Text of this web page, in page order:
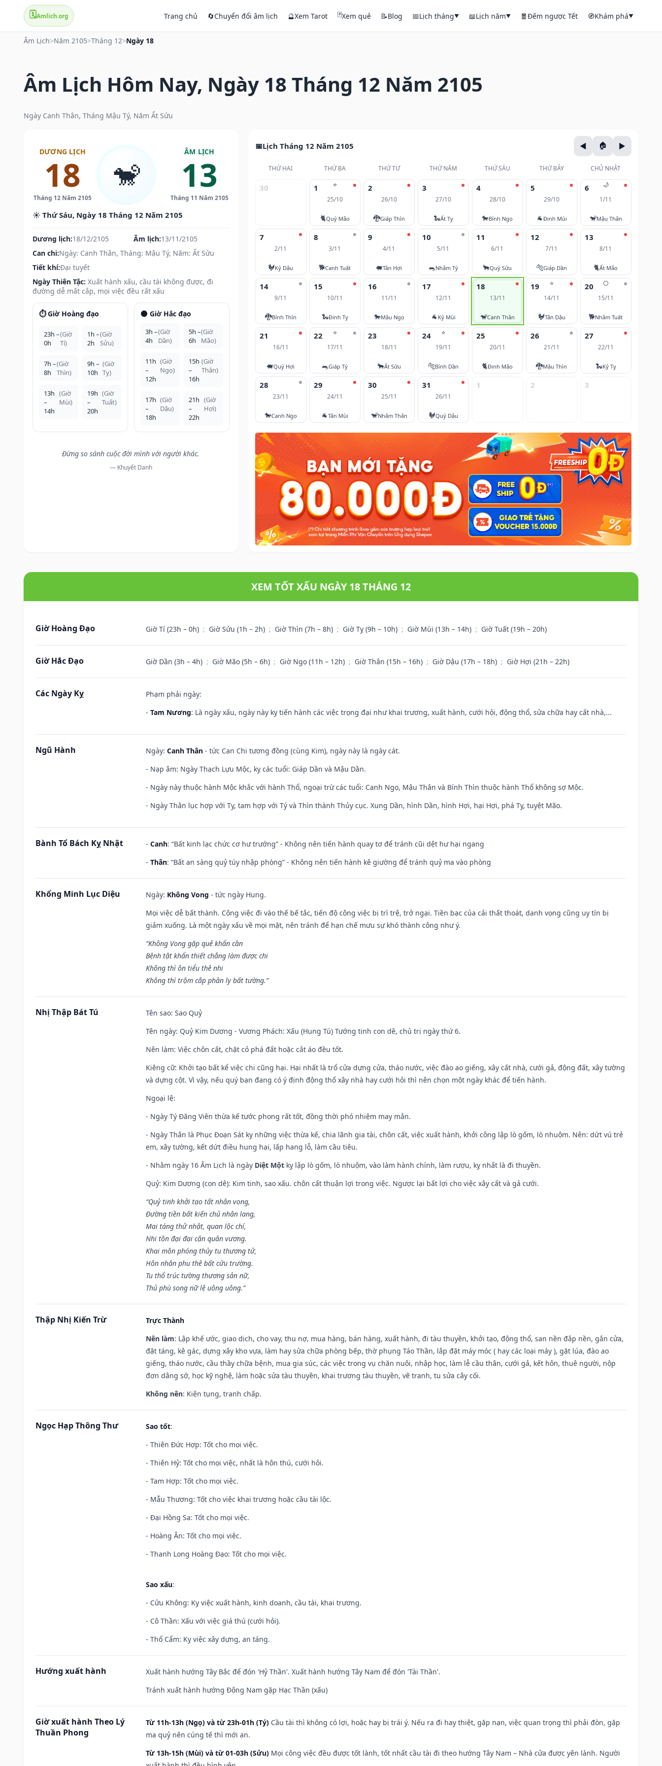
🗓️Amlich.org Trang chủ 🔄Chuyển đổi âm lịch 🔮Xem Tarot 🃏Xem quẻ 📝Blog 📅Lịch tháng▼ 📖Lịch năm▼ 🧧Đếm ngược Tết 🧭Khám phá▼
Âm Lịch>Năm 2105>Tháng 12>Ngày 18
Âm Lịch Hôm Nay, Ngày 18 Tháng 12 Năm 2105
Ngày Canh Thân, Tháng Mậu Tý, Năm Ất Sửu
DƯƠNG LỊCH
18
Tháng 12 Năm 2105
🐒
ÂM LỊCH
13
Tháng 11 Năm 2105
☀️ Thứ Sáu, Ngày 18 Tháng 12 Năm 2105
Dương lịch:18/12/2105 Âm lịch:13/11/2105
Can chi:Ngày: Canh Thân, Tháng: Mậu Tý, Năm: Ất Sửu
Tiết khí:Đại tuyết
Ngày Thiên Tặc: Xuất hành xấu, cầu tài không được, đi
đường dễ mất cắp, mọi việc đều rất xấu
⏱️ Giờ Hoàng đạo
23h –
0h
(Giờ
Tí)
1h –
2h
(Giờ
Sửu)
7h –
8h
(Giờ
Thìn)
9h –
10h
(Giờ
Tỵ)
13h
–
14h
(Giờ
Mùi)
19h
–
20h
(Giờ
Tuất)
🌑 Giờ Hắc đạo
3h –
4h
(Giờ
Dần)
5h –
6h
(Giờ
Mão)
11h
–
12h
(Giờ
Ngọ)
15h
–
16h
(Giờ
Thân)
17h
–
18h
(Giờ
Dậu)
21h
–
22h
(Giờ
Hợi)
Đừng so sánh cuộc đời mình với người khác.
— Khuyết Danh
Lịch Tháng 12 Năm 2105
THỨ HAI THỨ BA THỨ TƯ THỨ NĂM THỨ SÁU THỨ BẢY CHỦ NHẬT
30 ⭐
1
25/10
🐈Quý Mão
2
26/10
🐉Giáp Thìn
3
27/10
🐍Ất Tỵ
4
28/10
🐎Bính Ngọ
5
29/10
🐐Đinh Mùi
🌙
6
1/11
🐒Mậu Thân
7
2/11
🐓Kỷ Dậu
8
3/11
🐕Canh Tuất
9
4/11
🐖Tân Hợi
10
5/11
🐀Nhâm Tý
11
6/11
🐂Quý Sửu
12
7/11
🐅Giáp Dần
13
8/11
🐈Ất Mão
14
9/11
🐉Bính Thìn
15
10/11
🐍Đinh Tỵ
16
11/11
🐎Mậu Ngọ
17
12/11
🐐 Kỷ Mùi
18
13/11
🐒Canh Thân
⭐
19
14/11
🐓Tân Dậu
🌕
20
15/11
🐕Nhâm Tuất
21
16/11
🐖Quý Hợi
⭐
22
17/11
🐀Giáp Tý
23
18/11
🐂Ất Sửu
⭐
24
19/11
🐅Bính Dần
25
20/11
🐈Đinh Mão
26
21/11
🐉Mậu Thìn
27
22/11
🐍Kỷ Tỵ
28
23/11
🐎Canh Ngọ
29
24/11
🐐Tân Mùi
30
25/11
🐒Nhâm Thân
31
26/11
🐓Quý Dậu
1 2 3
XEM TỐT XẤU NGÀY 18 THÁNG 12
Giờ Hoàng Đạo Giờ Tí (23h – 0h) ; Giờ Sửu (1h – 2h) ; Giờ Thìn (7h – 8h) ; Giờ Tỵ (9h – 10h) ; Giờ Mùi (13h – 14h) ; Giờ Tuất (19h – 20h)
Giờ Hắc Đạo Giờ Dần (3h – 4h) ; Giờ Mão (5h – 6h) ; Giờ Ngọ (11h – 12h) ; Giờ Thân (15h – 16h) ; Giờ Dậu (17h – 18h) ; Giờ Hợi (21h – 22h)
Các Ngày Kỵ
Phạm phải ngày:
- Tam Nương: Là ngày xấu, ngày này kỵ tiến hành các việc trọng đại như khai trương, xuất hành, cưới hỏi, động thổ, sửa chữa hay cất nhà,...
Ngũ Hành Ngày: Canh Thân - tức Can Chi tương đồng (cùng Kim), ngày này là ngày cát.
- Nạp âm: Ngày Thạch Lựu Mộc, kỵ các tuổi: Giáp Dần và Mậu Dần.
- Ngày này thuộc hành Mộc khắc với hành Thổ, ngoại trừ các tuổi: Canh Ngọ, Mậu Thân và Bính Thìn thuộc hành Thổ không sợ Mộc.
- Ngày Thân lục hợp với Tỵ, tam hợp với Tý và Thìn thành Thủy cục. Xung Dần, hình Dần, hình Hợi, hại Hợi, phá Tỵ, tuyệt Mão.
Bành Tổ Bách Kỵ Nhật - Canh: “Bất kinh lạc chức cơ hư trướng” - Không nên tiến hành quay tơ để tránh cũi dệt hư hại ngang
- Thân: “Bất an sàng quỷ túy nhập phòng” - Không nên tiến hành kê giường để tránh quỷ ma vào phòng
Khổng Minh Lục Diệu Ngày: Không Vong - tức ngày Hung.
Mọi việc dễ bất thành. Công việc đi vào thế bế tắc, tiến độ công việc bị trì trệ, trở ngại. Tiền bạc của cải thất thoát, danh vọng cũng uy tín bị
giảm xuống. Là một ngày xấu về mọi mặt, nên tránh để hạn chế mưu sự khó thành công như ý.
“Không Vong gặp quẻ khẩn cần
Bệnh tật khẩn thiết chẳng làm được chi
Không thì ôn tiểu thê nhi
Không thì trộm cắp phân ly bất tường.”
Nhị Thập Bát Tú Tên sao: Sao Quỷ
Tên ngày: Quỷ Kim Dương - Vương Phách: Xấu (Hung Tú) Tướng tinh con dê, chủ trị ngày thứ 6.
Nên làm: Việc chôn cất, chặt cỏ phá đất hoặc cắt áo đều tốt.
Kiêng cữ: Khởi tạo bất kể việc chi cũng hại. Hại nhất là trổ cửa dựng cửa, tháo nước, việc đào ao giếng, xây cất nhà, cưới gả, động đất, xây tường
và dựng cột. Vì vậy, nếu quý bạn đang có ý định động thổ xây nhà hay cưới hỏi thì nên chọn một ngày khác để tiến hành.
Ngoại lệ:
- Ngày Tý Đăng Viên thừa kế tước phong rất tốt, đồng thời phó nhiệm may mắn.
- Ngày Thân là Phục Đoạn Sát kỵ những việc thừa kế, chia lãnh gia tài, chôn cất, việc xuất hành, khởi công lập lò gốm, lò nhuộm. Nên: dứt vú trẻ
em, xây tường, kết dứt điều hung hại, lấp hang lỗ, làm cầu tiêu.
- Nhằm ngày 16 Âm Lịch là ngày Diệt Một kỵ lập lò gốm, lò nhuộm, vào làm hành chính, làm rượu, kỵ nhất là đi thuyền.
Quỷ: Kim Dương (con dê): Kim tinh, sao xấu. chôn cất thuận lợi trong việc. Ngược lại bất lợi cho việc xây cất và gả cưới.
“Quỷ tinh khởi tạo tất nhân vong,
Đường tiền bất kiến chủ nhân lang,
Mai táng thử nhật, quan lộc chí,
Nhi tôn đại đại cận quân vương.
Khai môn phóng thủy tu thương tử,
Hôn nhân phu thê bất cửu trường.
Tu thổ trúc tường thương sản nữ,
Thủ phù song nữ lệ uông uông.”
Thập Nhị Kiến Trừ
Trực Thành
Nên làm: Lập khế ước, giao dịch, cho vay, thu nợ, mua hàng, bán hàng, xuất hành, đi tàu thuyền, khởi tạo, động thổ, san nền đắp nền, gắn cửa,
đặt táng, kê gác, dựng xây kho vựa, làm hay sửa chữa phòng bếp, thờ phụng Táo Thần, lắp đặt máy móc ( hay các loại máy ), gặt lúa, đào ao
giếng, tháo nước, cầu thầy chữa bệnh, mua gia súc, các việc trong vụ chăn nuôi, nhập học, làm lễ cầu thân, cưới gả, kết hôn, thuê người, nộp
đơn dâng sớ, học kỹ nghệ, làm hoặc sửa tàu thuyền, khai trương tàu thuyền, vẽ tranh, tu sửa cây cối.
Không nên: Kiện tụng, tranh chấp.
Ngọc Hạp Thông Thư Sao tốt:
- Thiên Đức Hợp: Tốt cho mọi việc.
- Thiên Hỷ: Tốt cho mọi việc, nhất là hôn thú, cưới hỏi.
- Tam Hợp: Tốt cho mọi việc.
- Mẫu Thương: Tốt cho việc khai trương hoặc cầu tài lộc.
- Đại Hồng Sa: Tốt cho mọi việc.
- Hoàng Ân: Tốt cho mọi việc.
- Thanh Long Hoàng Đạo: Tốt cho mọi việc.
Sao xấu:
- Cửu Không: Kỵ việc xuất hành, kinh doanh, cầu tài, khai trương.
- Cô Thần: Xấu với việc giá thú (cưới hỏi).
- Thổ Cẩm: Kỵ việc xây dựng, an táng.
Hướng xuất hành
Xuất hành hướng Tây Bắc để đón 'Hỷ Thần'. Xuất hành hướng Tây Nam để đón 'Tài Thần'.
Tránh xuất hành hướng Đông Nam gặp Hạc Thần (xấu)
Giờ xuất hành Theo Lý
Thuần Phong
Từ 11h-13h (Ngọ) và từ 23h-01h (Tý) Cầu tài thì không có lợi, hoặc hay bị trái ý. Nếu ra đi hay thiệt, gặp nạn, việc quan trọng thì phải đòn, gặp
ma quỷ nên cúng tế thì mới an.
Từ 13h-15h (Mùi) và từ 01-03h (Sửu) Mọi công việc đều được tốt lành, tốt nhất cầu tài đi theo hướng Tây Nam – Nhà cửa được yên lành. Người